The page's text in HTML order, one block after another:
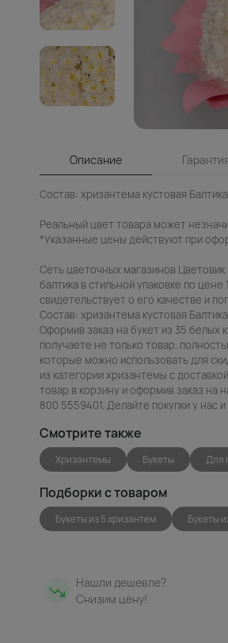
Описание
Состав: хризантема кустовая
Реальный цвет товара может
*Указанные цены действуют при
Сеть цветочных магазинов
балтика в стильной упаковке по
свидетельствует о его качестве и
Состав: хризантема кустовая
Оформив заказ на букет из 35 белых
получаете не только товар,
которые можно использовать для
из категории хризантемы с
товар в корзину и оформив заказ
800 5559401. Делайте покупки у нас
Смотрите также
Хризантемы Букеты Для
Подборки с товаром
Букеты из 5 хризантем Букеты
Нашли дешевле?
Снизим цену!